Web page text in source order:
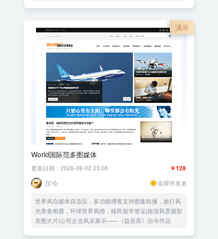
演示
World国际范多图媒体
￥128
更新日期：2026-08-02 23:06
尔今 金牌开发者
世界风自媒体自适应，多功能博客支持图集轮播，旅行风
光美食相册，环球世界风情，移民留学签证|旅游风景摄影
美图大片|公司企业风采展示——《益吾库》尔今作品